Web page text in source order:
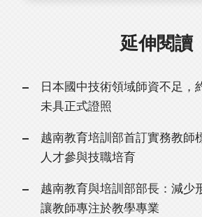
延伸閱讀
日本國中技術領域師資不足，
未具正式證照
越南教育培訓部首訂實務教師
人才參與技職培育
越南教育與培訓部部長：減少
讓教師專注於教學專業